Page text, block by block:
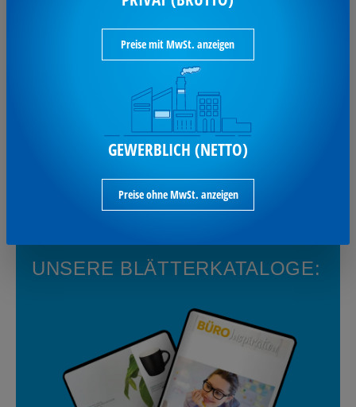
Immer informiert – und 10 € sparen! 💙✉️ Melde dich
jetzt für unseren Newsletter an und verpasse keine
Angebote mehr! Als Dankeschön erhältst du einen 10 €-
Gutschein für deine nächste Bestellung. *MBW 100 € netto.
Anmelden und sparen
UNSERE BLÄTTERKATALOGE:
Preise mit MwSt. anzeigen
GEWERBLICH (NETTO)
Preise ohne MwSt. anzeigen